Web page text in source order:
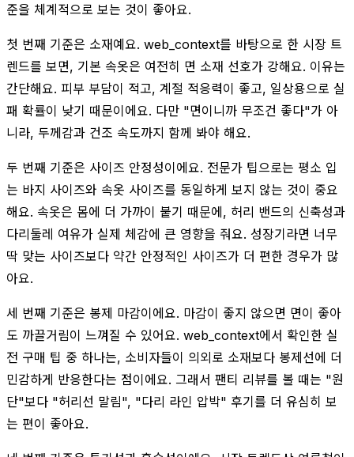
준을 체계적으로 보는 것이 좋아요.
첫 번째 기준은 소재예요. web_context를 바탕으로 한 시장 트
렌드를 보면, 기본 속옷은 여전히 면 소재 선호가 강해요. 이유는
간단해요. 피부 부담이 적고, 계절 적응력이 좋고, 일상용으로 실
패 확률이 낮기 때문이에요. 다만 "면이니까 무조건 좋다"가 아
니라, 두께감과 건조 속도까지 함께 봐야 해요.
두 번째 기준은 사이즈 안정성이에요. 전문가 팁으로는 평소 입
는 바지 사이즈와 속옷 사이즈를 동일하게 보지 않는 것이 중요
해요. 속옷은 몸에 더 가까이 붙기 때문에, 허리 밴드의 신축성과
다리둘레 여유가 실제 체감에 큰 영향을 줘요. 성장기라면 너무
딱 맞는 사이즈보다 약간 안정적인 사이즈가 더 편한 경우가 많
아요.
세 번째 기준은 봉제 마감이에요. 마감이 좋지 않으면 면이 좋아
도 까끌거림이 느껴질 수 있어요. web_context에서 확인한 실
전 구매 팁 중 하나는, 소비자들이 의외로 소재보다 봉제선에 더
민감하게 반응한다는 점이에요. 그래서 팬티 리뷰를 볼 때는 "원
단"보다 "허리선 말림", "다리 라인 압박" 후기를 더 유심히 보
는 편이 좋아요.